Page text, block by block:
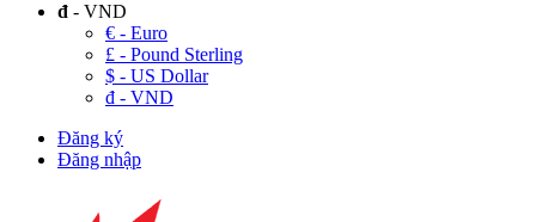
đ - VND
€ - Euro
£ - Pound Sterling
$ - US Dollar
đ - VND
Đăng ký
Đăng nhập